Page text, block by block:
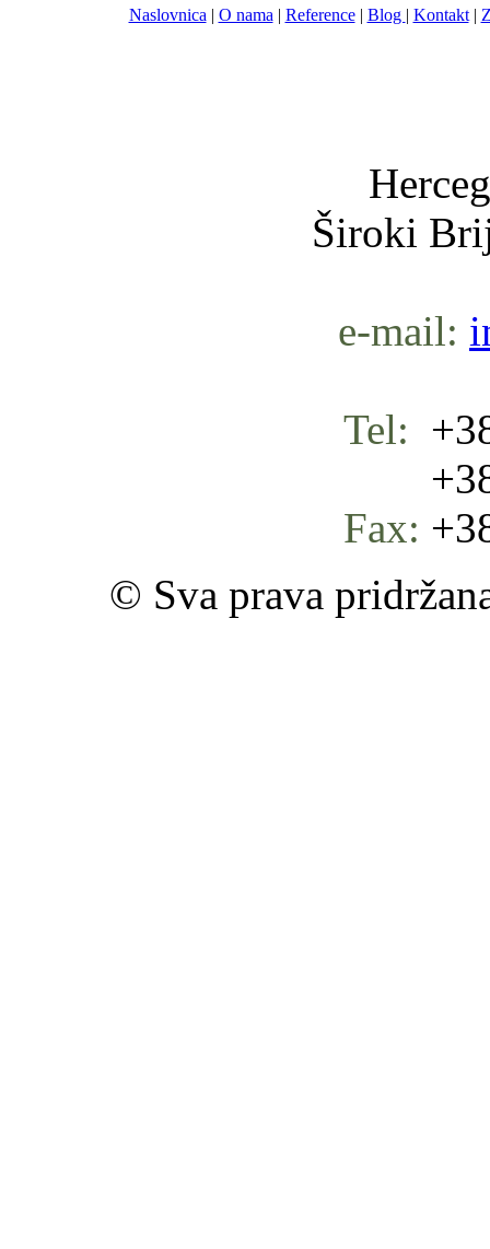
Naslovnica | O nama | Reference| Blog | Kontakt|
Široki
e-mail:
Tel:
+387
Fax:
© Sva prava